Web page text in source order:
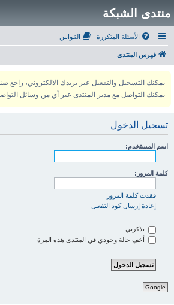
منتدى الشبكة
الأسئلة المتكررة القوانين
فهرس المنتدى
يمكنك التواصل مع مدير المنتدى عبر أي من وسائل
تسجيل الدخول
اسم المستخدم:
كلمة المرور:
فقدت كلمة المرور
إعادة إرسال كود التفعيل
تذكرني
أخفِ حالة وجودي في المنتدى هذه المرة
Google